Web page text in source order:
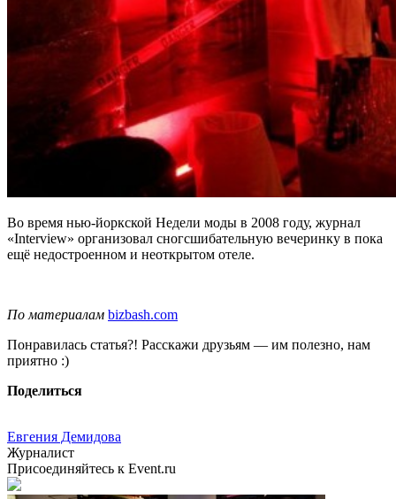
Во время нью-йоркской Недели моды в 2008 году, журнал
«Interview» организовал сногсшибательную вечеринку в пока
ещё недостроенном и неоткрытом отеле.
По материалам bizbash.com
Понравилась статья?! Расскажи друзьям — им полезно, нам
приятно :)
Поделиться
Евгения Демидова
Журналист
Присоединяйтесь к Event.ru